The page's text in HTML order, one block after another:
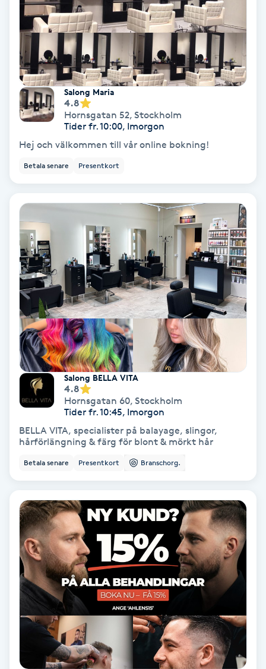
Bröllopsuppsättning
Celluliter
Coachning
Color correction
Cryoterapi
Damklippning
Dermapen
Diamantslipning
Enzympeeling
Extensions
Extensions borttagning
Eyeliner-tatuering
Face framing
Fet hårbotten
Fettreducering
Fibromassage
Fotmassage
Salong Maria
4.8
Hornsgatan 52, Stockholm
Tider fr. 10:00, Imorgon
Hej och välkommen till vår online bokning!
Betala senare Presentkort
Salong BELLA VITA
4.8
Hornsgatan 60, Stockholm
Tider fr. 10:45, Imorgon
BELLA VITA, specialister på balayage, slingor,
hårförlängning & färg för blont & mörkt hår
Betala senare Presentkort Branschorg.